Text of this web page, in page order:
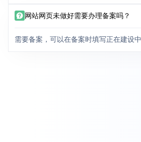
网站网页未做好需要办理备案吗？
需要备案，可以在备案时填写正在建设中